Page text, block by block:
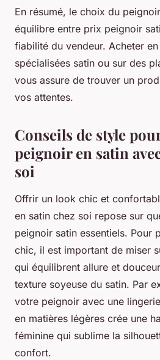
En résumé, le choix du
équilibre entre prix peignoir
fiabilité du vendeur. Acheter
spécialisées satin ou sur des
vous assure de trouver un
vos attentes.
Conseils de style
peignoir en satin
soi
Offrir un look chic et
en satin chez soi repose sur
peignoir satin essentiels. Pour
chic, il est important de miser
qui équilibrent allure et
texture soyeuse du satin. Par
votre peignoir avec une
en matières légères crée une
féminine qui sublime la
confort.